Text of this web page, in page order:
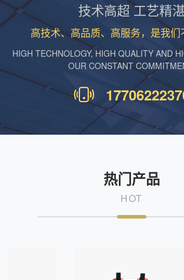
技术高超 工艺精湛
高技术、高品质、高服务，是我们
HIGH TECHNOLOGY, HIGH QUALITY AND
OUR CONSTANT
热门产品
HOT